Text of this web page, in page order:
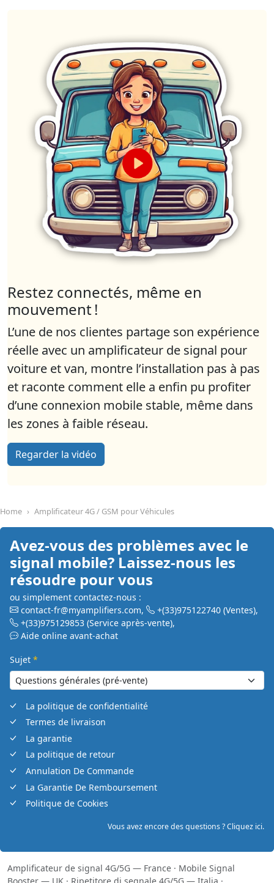
Restez connectés, même en
mouvement !
L’une de nos clientes partage son expérience
réelle avec un amplificateur de signal pour
voiture et van, montre l’installation pas à pas
et raconte comment elle a enfin pu profiter
d’une connexion mobile stable, même dans
les zones à faible réseau.
Regarder la vidéo
Home Amplificateur 4G / GSM pour Véhicules
Avez-vous des problèmes avec le
signal mobile? Laissez-nous les
résoudre pour vous
ou simplement contactez-nous :
contact-fr@myamplifiers.com, +(33)975122740 (Ventes),
+(33)975129853 (Service après-vente),
Aide online avant-achat
Sujet *
La politique de confidentialité
Termes de livraison
La garantie
La politique de retour
Annulation De Commande
La Garantie De Remboursement
Politique de Cookies
Vous avez encore des questions ? Cliquez ici.
Amplificateur de signal 4G/5G — France · Mobile Signal